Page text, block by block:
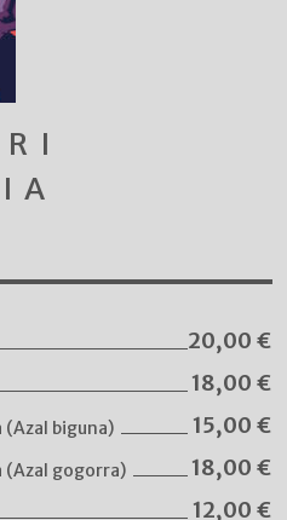
20,00 €
18,00 €
(Azal biguna) 15,00 €
(Azal gogorra) 18,00 €
12,00 €